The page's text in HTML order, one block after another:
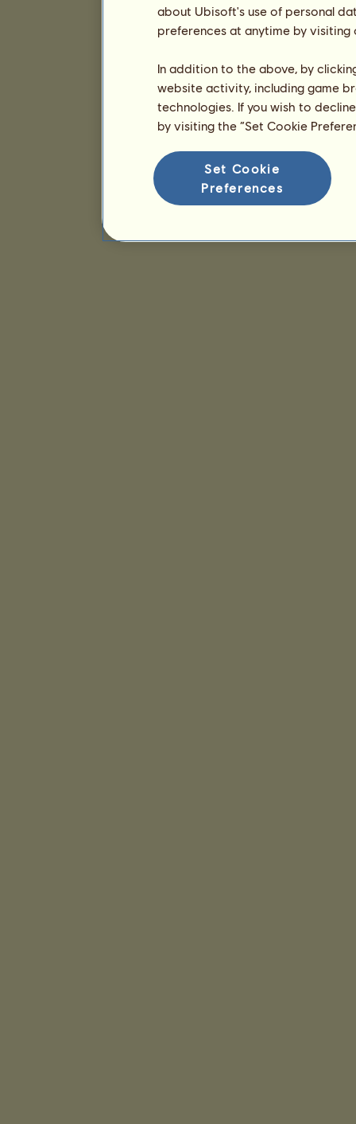
about Ubisoft's use of personal
preferences at anytime by
In addition to the above, by
website activity, including game
technologies. If you wish to
by visiting the “Set Cookie
Set Cookie
Preferences